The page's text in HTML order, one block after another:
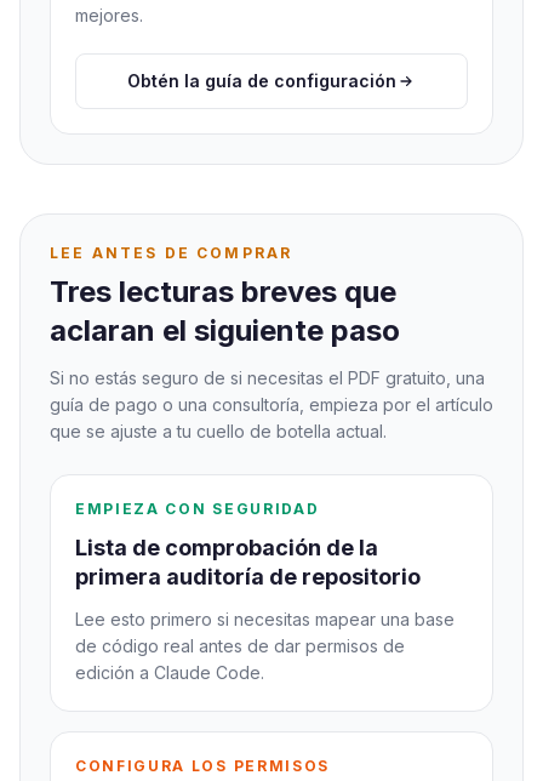
mejores.
Obtén la guía de configuración
LEE ANTES DE COMPRAR
Tres lecturas breves que
aclaran el siguiente paso
Si no estás seguro de si necesitas el PDF gratuito, una
guía de pago o una consultoría, empieza por el artículo
que se ajuste a tu cuello de botella actual.
EMPIEZA CON SEGURIDAD
Lista de comprobación de la
primera auditoría de repositorio
Lee esto primero si necesitas mapear una base
de código real antes de dar permisos de
edición a Claude Code.
CONFIGURA LOS PERMISOS